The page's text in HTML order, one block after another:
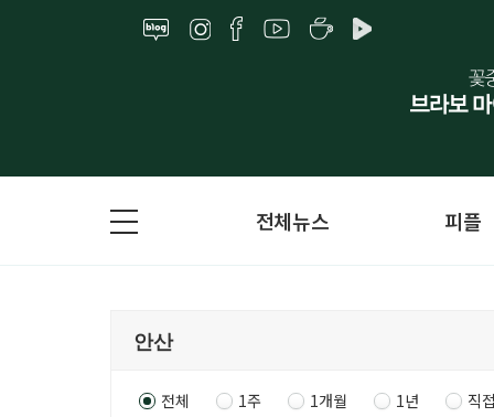
전체뉴스 피플
전체 1주 1개월 1년 직